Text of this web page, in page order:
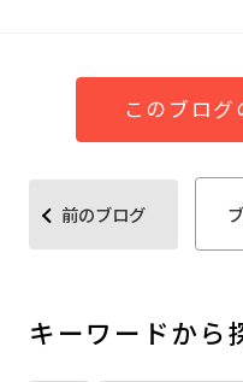
このブロ
前のブログ
キーワードから